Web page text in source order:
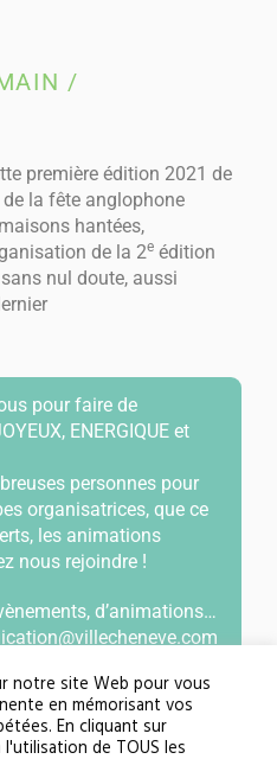
/
première édition 2021 de
la fête anglophone
hantées,
de la 2e édition
nul doute, aussi
pour faire de
ENERGIQUE et
personnes pour
organisatrices, que ce
les animations
nous rejoindre !
d’animations…
notre site Web pour vous
en mémorisant vos
En cliquant sur
de TOUS les